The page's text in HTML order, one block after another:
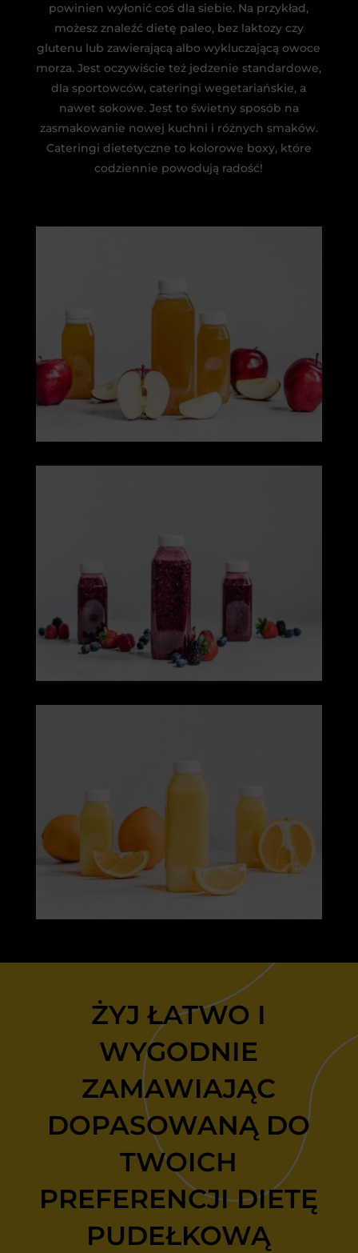
powinien wyłonić coś dla siebie. Na przykład,
możesz znaleźć dietę paleo, bez laktozy czy
glutenu lub zawierającą albo wykluczającą owoce
morza. Jest oczywiście też jedzenie standardowe,
dla sportowców, cateringi wegetariańskie, a
nawet sokowe. Jest to świetny sposób na
zasmakowanie nowej kuchni i różnych smaków.
Cateringi dietetyczne to kolorowe boxy, które
codziennie powodują radość!
ŻYJ ŁATWO I
WYGODNIE
ZAMAWIAJĄC
DOPASOWANĄ DO
TWOICH
PREFERENCJI DIETĘ
PUDEŁKOWĄ